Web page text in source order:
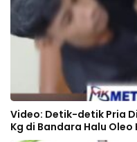
Video: Detik-detik Pria
Kg di Bandara Halu Oleo